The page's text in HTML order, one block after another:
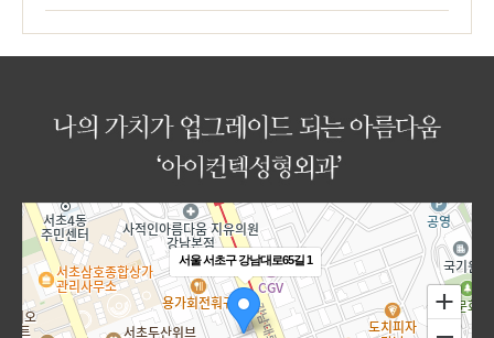
서울 서초구 강남대로65길 1